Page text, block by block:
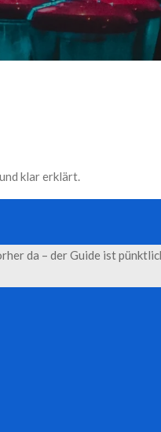
klar erklärt.
da – der Guide ist